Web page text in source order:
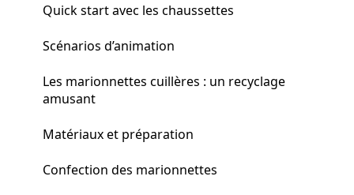
Quick start avec les chaussettes
Scénarios d’animation
Les marionnettes cuillères : un recyclage
amusant
Matériaux et préparation
Confection des marionnettes